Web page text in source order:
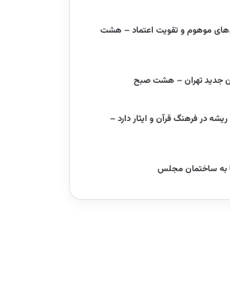
موهوم و تقویت اعتماد – هشت
جدید تهران – هشت صبح
در فرهنگ قرآن و ایثار دارد –
به ساختمان مجلس